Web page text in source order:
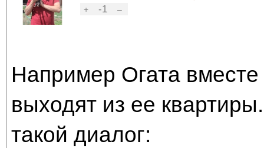
+ -1 –
Например Огата
выходят из ее
такой диалог: